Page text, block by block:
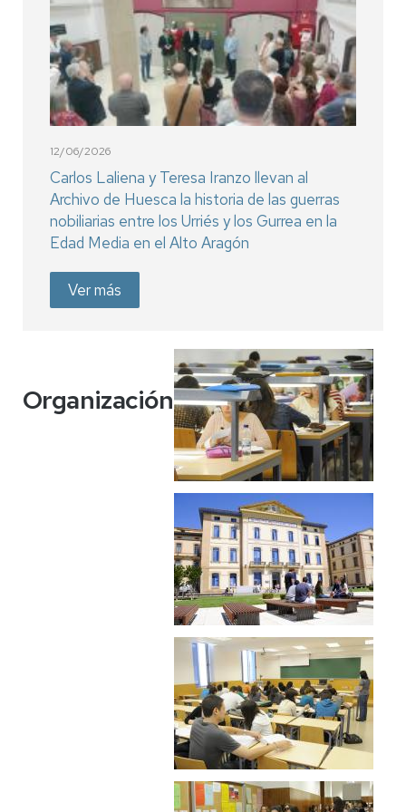
12/06/2026
Carlos Laliena y Teresa Iranzo llevan al
Archivo de Huesca la historia de las guerras
nobiliarias entre los Urriés y los Gurrea en la
Edad Media en el Alto Aragón
Ver más
Organización